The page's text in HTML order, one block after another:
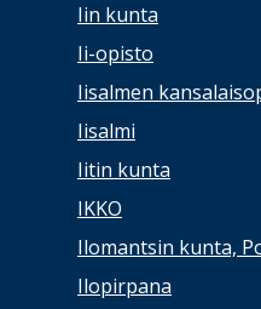
Iin kunta
Ii-opisto
Iisalmen
Iisalmi
Iitin kunta
IKKO
Ilomantsin kunta,
Ilopirpana